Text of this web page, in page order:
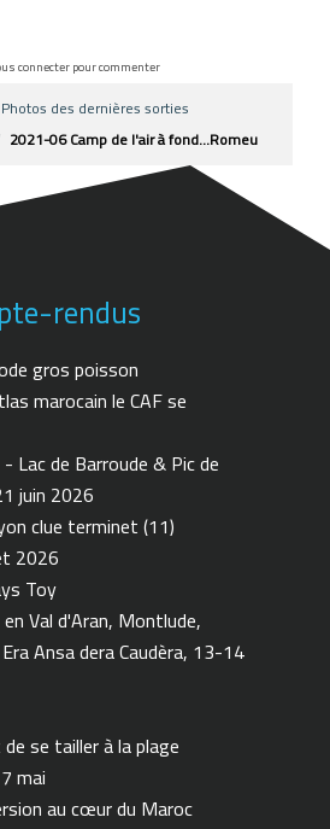
connecter pour commenter
Photos des dernières sorties
2021-06 Camp de l'air à fond...Romeu
rendus
gros poisson
marocain le CAF se
Lac de Barroude & Pic de
juin 2026
clue terminet (11)
2026
Toy
Val d'Aran, Montlude,
Ansa dera Caudèra, 13-14
se tailler à la plage
mai
au cœur du Maroc